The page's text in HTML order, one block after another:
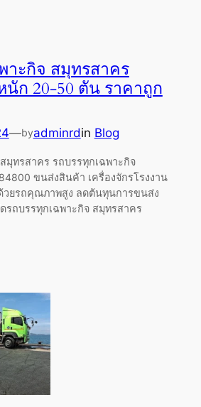
าะกิจ สมุทรสาคร
ก 20-50 ตัน ราคาถูก
—byadminrdin Blog
มุทรสาคร รถบรรทุกเฉพาะกิจ
ขนส่งสินค้า เครื่องจักรโรงงาน
ยรถคุณภาพสูง ลดต้นทุนการขนส่ง
ถบรรทุกเฉพาะกิจ สมุทรสาคร